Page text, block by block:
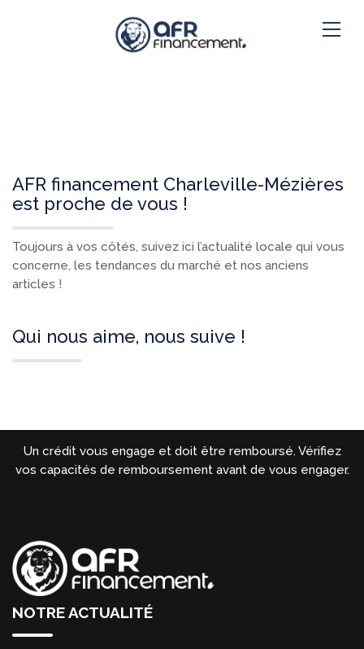
AFR financement Charleville-Mézières
est proche de vous !
Toujours à vos côtés, suivez ici l’actualité locale qui vous
concerne, les tendances du marché et nos anciens
articles !
Qui nous aime, nous suive !
Un crédit vous engage et doit être remboursé. Vérifiez
vos capacités de remboursement avant de vous engager.
NOTRE ACTUALITÉ